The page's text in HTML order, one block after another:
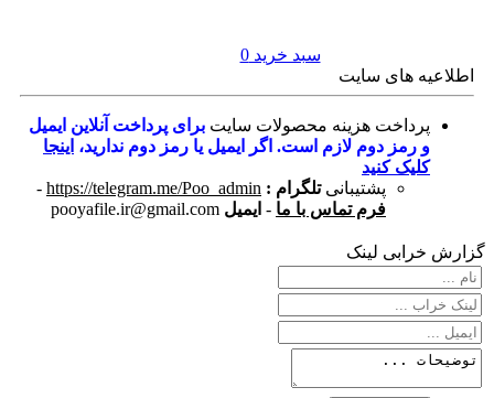
سبد خرید0
اطلاعیه های سایت
پرداخت هزینه محصولات سایت برای پرداخت آنلاین ایمیل
و رمز دوم لازم است. اگر ایمیل یا رمز دوم ندارید، اینجا
کلیک کنید
پشتیبانی تلگرام : https://telegram.me/Poo_admin
-
فرم تماس با ما - ایمیل pooyafile.ir@gmail.com
گزارش خرابی لینک